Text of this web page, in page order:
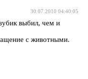
30.07.2010 04:40:05
выбил, чем и
с животными.